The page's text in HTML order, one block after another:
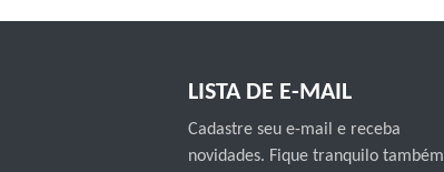
LISTA DE E-MAIL
Cadastre seu e-mail e receba
novidades. Fique tranquilo também